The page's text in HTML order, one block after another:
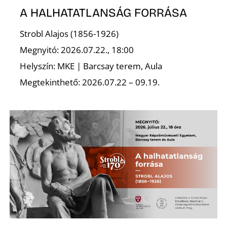
A HALHATATLANSÁG FORRÁSA
Strobl Alajos (1856-1926)
Megnyitó: 2026.07.22., 18:00
Helyszín: MKE | Barcsay terem, Aula
Megtekinthető: 2026.07.22 – 09.19.